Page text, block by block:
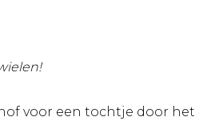
voor een tochtje door het